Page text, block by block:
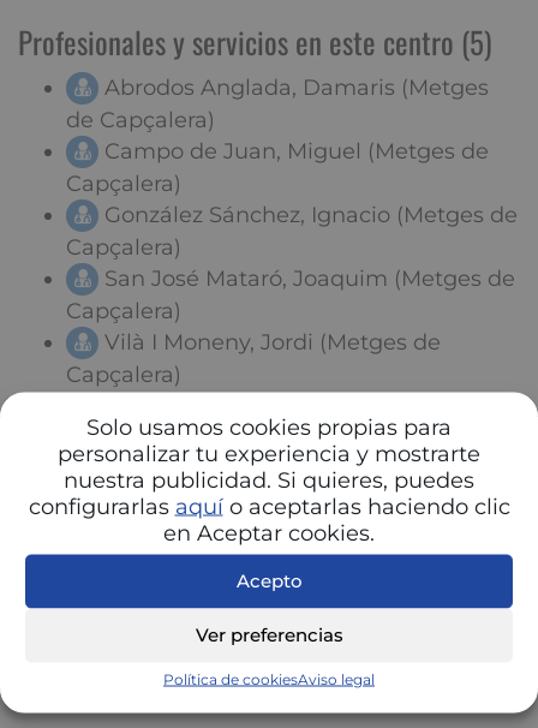
Solo usamos cookies propias para
personalizar tu experiencia y mostrarte
nuestra publicidad. Si quieres, puedes
configurarlas aquío aceptarlas haciendo clic
en Aceptar cookies.
Acepto
Ver preferencias
Política de cookiesAviso legal
Profesionales y servicios en este centro (5)
Abrodos Anglada, Damaris (Metges
de Capçalera)
Campo de Juan, Miguel (Metges de
Capçalera)
González Sánchez, Ignacio (Metges de
Capçalera)
San José Mataró, Joaquim (Metges de
Capçalera)
Vilà I Moneny, Jordi (Metges de
Capçalera)